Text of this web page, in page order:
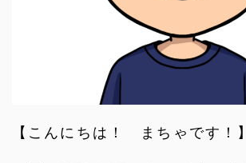
【こんにちは！ まちゃです！】